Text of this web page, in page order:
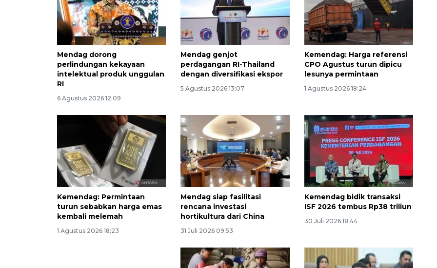
Mendag dorong
perlindungan kekayaan
intelektual produk unggulan
RI
6 Agustus 2026 12:09
Mendag genjot
perdagangan RI-Thailand
dengan diversifikasi ekspor
5 Agustus 2026 13:07
Kemendag: Harga referensi
CPO Agustus turun dipicu
lesunya permintaan
1 Agustus 2026 18:24
Kemendag: Permintaan
turun sebabkan harga emas
kembali melemah
1 Agustus 2026 18:23
Mendag siap fasilitasi
rencana investasi
hortikultura dari China
31 Juli 2026 09:53
Kemendag bidik transaksi
ISF 2026 tembus Rp38 triliun
30 Juli 2026 18:44